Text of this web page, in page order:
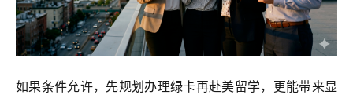
如果条件允许，先规划办理绿卡再赴美留学，更能带来显